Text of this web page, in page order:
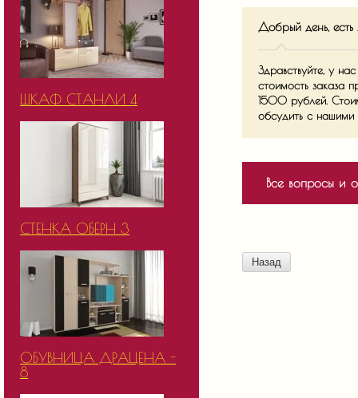
ШКАФ СТАНЛИ 4
СТЕНКА ОБЕРН 3
ОБУВНИЦА ДРАЦЕНА -
8
Добрый день, есть
Здравствуйте, у
стоимость заказа
1500 рублей.
обсудить с нашими
Все вопросы и
Назад